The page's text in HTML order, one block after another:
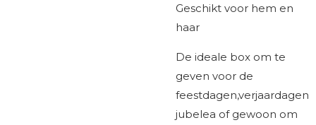
Geschikt voor hem en
haar
De ideale box om te
geven voor de
feestdagen,verjaardagen
jubelea of gewoon om